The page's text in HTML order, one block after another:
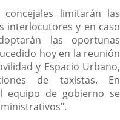
limitarán las
interlocutores y en caso
las oportunas
hoy en la reunión
y Espacio Urbano,
de taxistas. En
equipo de gobierno se